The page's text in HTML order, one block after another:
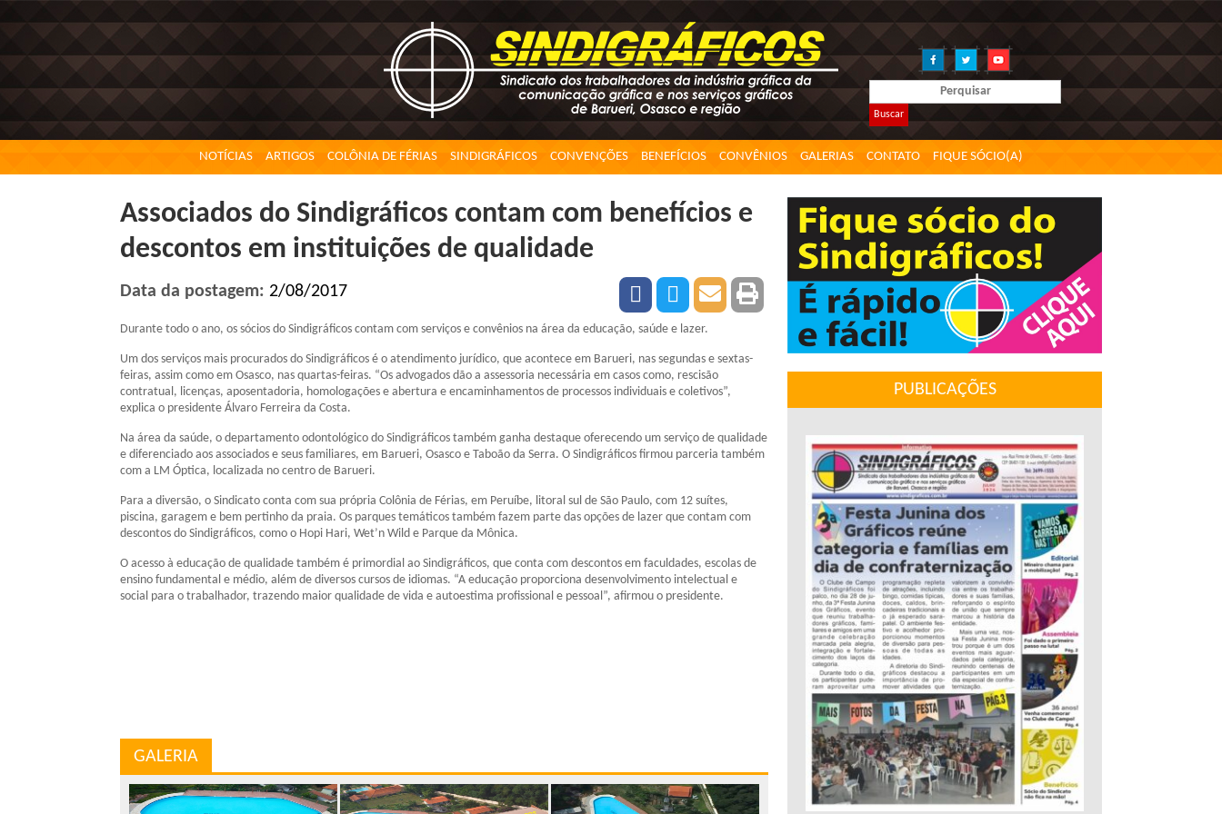
Buscar
NOTÍCIAS ARTIGOS COLÔNIA DE FÉRIAS SINDIGRÁFICOS CONVENÇÕES BENEFÍCIOS CONVÊNIOS GALERIAS CONTATO FIQUE SÓCIO(A)
Associados do Sindigráficos contam com benefícios e
descontos em instituições de qualidade
Data da postagem: 2/08/2017
Durante todo o ano, os sócios do Sindigráficos contam com serviços e convênios na área da educação, saúde e lazer.
Um dos serviços mais procurados do Sindigráficos é o atendimento jurídico, que acontece em Barueri, nas segundas e sextas-
feiras, assim como em Osasco, nas quartas-feiras. “Os advogados dão a assessoria necessária em casos como, rescisão
contratual, licenças, aposentadoria, homologações e abertura e encaminhamentos de processos individuais e coletivos”,
explica o presidente Álvaro Ferreira da Costa.
Na área da saúde, o departamento odontológico do Sindigráficos também ganha destaque oferecendo um serviço de qualidade
e diferenciado aos associados e seus familiares, em Barueri, Osasco e Taboão da Serra. O Sindigráficos firmou parceria também
com a LM Óptica, localizada no centro de Barueri.
Para a diversão, o Sindicato conta com sua própria Colônia de Férias, em Peruíbe, litoral sul de São Paulo, com 12 suítes,
piscina, garagem e bem pertinho da praia. Os parques temáticos também fazem parte das opções de lazer que contam com
descontos do Sindigráficos, como o Hopi Hari, Wet’n Wild e Parque da Mônica.
O acesso à educação de qualidade também é primordial ao Sindigráficos, que conta com descontos em faculdades, escolas de
ensino fundamental e médio, além de diversos cursos de idiomas. “A educação proporciona desenvolvimento intelectual e
social para o trabalhador, trazendo maior qualidade de vida e autoestima profissional e pessoal”, afirmou o presidente.
GALERIA
PUBLICAÇÕES